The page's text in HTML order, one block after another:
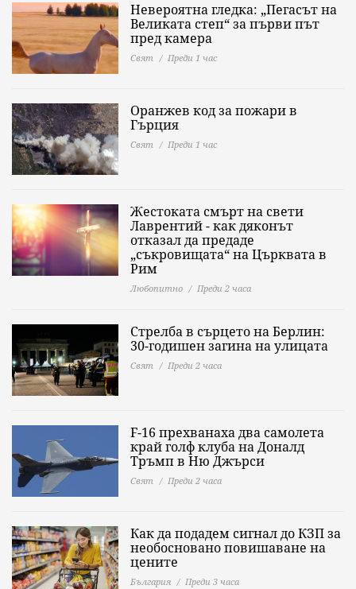
Невероятна гледка: „Пегасът на
Великата степ“ за първи път
пред камера
Свят Преди 1 час
Оранжев код за пожари в
Гърция
Свят Преди 1 час
Жестоката смърт на свети
Лаврентий - как дяконът
отказал да предаде
„съкровищата“ на Църквата в
Рим
Любопитно Преди 2 часа
Стрелба в сърцето на Берлин:
30-годишен загина на улицата
Свят Преди 2 часа
F-16 прехванаха два самолета
край голф клуба на Доналд
Тръмп в Ню Джърси
Свят Преди 2 часа
Как да подадем сигнал до КЗП за
необосновано повишаване на
цените
България Преди 3 часа